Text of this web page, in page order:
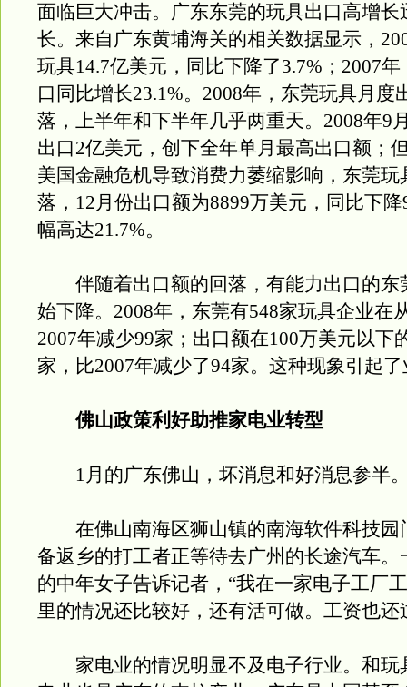
面临巨大冲击。广东东莞的玩具出口高增长
长。来自广东黄埔海关的相关数据显示，
玩具14.7亿美元，同比下降了3.7%；2007
口同比增长23.1%。2008年，东莞玩具月度
落，上半年和下半年几乎两重天。2008年9
出口2亿美元，创下全年单月最高出口额；
美国金融危机导致消费力萎缩影响，东莞玩
落，12月份出口额为8899万美元，同比下
幅高达21.7%。
伴随着出口额的回落，有能力出口的东
始下降。2008年，东莞有548家玩具企业在
2007年减少99家；出口额在100万美元以下
家，比2007年减少了94家。这种现象引起
佛山政策利好助推家电业转型
1月的广东佛山，坏消息和好消息参半
在佛山南海区狮山镇的南海软件科技园
备返乡的打工者正等待去广州的长途汽车。
的中年女子告诉记者，“我在一家电子工厂
里的情况还比较好，还有活可做。工资也还
家电业的情况明显不及电子行业。和玩